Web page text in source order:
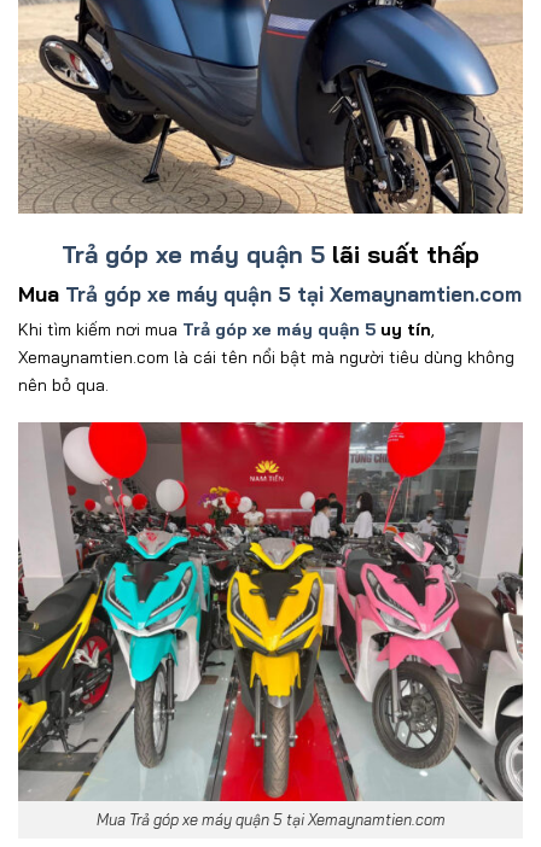
Trả góp xe máy quận 5 lãi suất thấp
Mua Trả góp xe máy quận 5 tại Xemaynamtien.com
Khi tìm kiếm nơi mua Trả góp xe máy quận 5 uy tín,
Xemaynamtien.com là cái tên nổi bật mà người tiêu dùng không
nên bỏ qua.
Mua Trả góp xe máy quận 5 tại Xemaynamtien.com